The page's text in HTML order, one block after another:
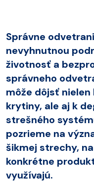
Správne
nevyhnutnou
životnosť a
správneho
môže dôjsť
krytiny, ale aj k
strešného
pozrieme na
šikmej strechy,
konkrétne
využívajú.